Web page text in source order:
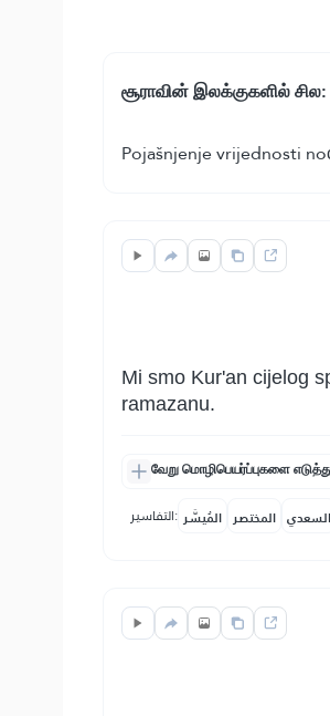
சூராவின் இலக்குகளில் சில:
Pojašnjenje vrijednosti
Mi smo Kur'an cijelog
ramazanu.
வேறு மொழிபெயர்ப்புகளை
التفاسير: المُيسَّر المختصر السعدي